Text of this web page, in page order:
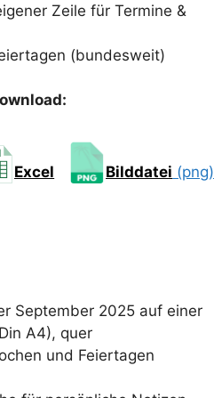
Zeile für Termine &
(bundesweit)
Excel Bilddatei (png)
September 2025 auf einer
A4), quer
und Feiertagen